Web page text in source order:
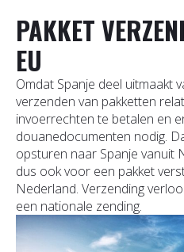
PAKKET
EU
Omdat Spanje deel uitmaakt
verzenden van pakketten
invoerrechten te betalen en
douanedocumenten nodig.
opsturen naar Spanje vanuit
dus ook voor een pakket
Nederland. Verzending
een nationale zending.